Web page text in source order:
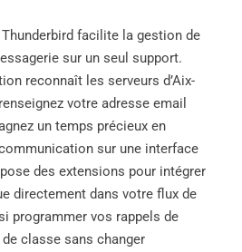
facilite la gestion de
sur un seul support.
reconnaît les serveurs d’Aix-
votre adresse email
un temps précieux en
sur une interface
des extensions pour intégrer
directement dans votre flux de
programmer vos rappels de
classe sans changer